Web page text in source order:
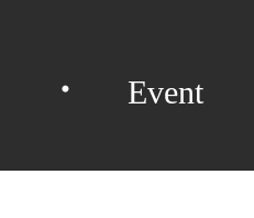
・ Event